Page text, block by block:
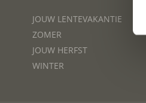
JOUW LENTEVAKANTIE
ZOMER
JOUW HERFST
WINTER